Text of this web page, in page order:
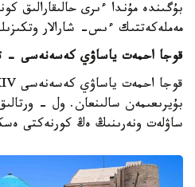
بۇگىندە مۇندا ءىرى حالىقارالىق
مەملەكەتتىك ءىس- شارالار
قوجا احمەت ياساۋي كەسەنەسى -
بۇيرىعىمەن سالىنعان. ول -
ساۋلەت ونەرىنىڭ ەڭ كورنەكتى